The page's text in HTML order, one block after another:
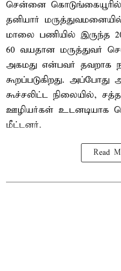
சென்னை
தனியார்
மாலை பணியில் இருந்த
60 வயதான மருத்துவர்
அகமது என்பவர் தவறாக
கூறப்படுகிறது. அப்போது
கூச்சலிட்ட நிலையில்,
ஊழியர்கள் உடனடியாக
மீட்டனர்.
Read